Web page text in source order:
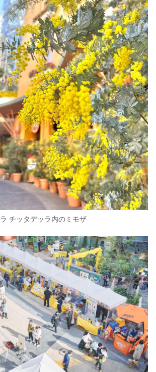
ラ チッタデッラ内のミモザ